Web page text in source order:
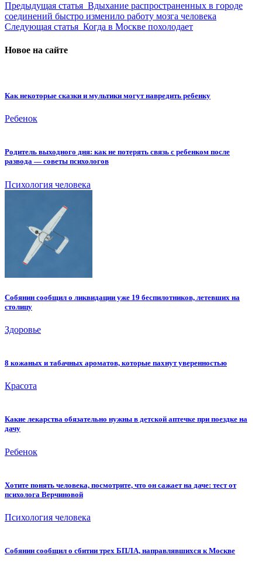
Предыдущая статья Вдыхание распространенных в городе
соединений быстро изменило работу мозга человека
Следующая статья Когда в Москве похолодает
Новое на сайте
Как некоторые сказки и мультики могут навредить ребенку
Ребенок
Родитель выходного дня: как не потерять связь с ребенком после
развода — советы психологов
Психология человека
Собянин сообщил о ликвидации уже 19 беспилотников, летевших на
столицу
Здоровье
8 кожаных и табачных ароматов, которые пахнут уверенностью
Красота
Какие лекарства обязательно нужны в детской аптечке при поездке на
дачу
Ребенок
Хотите понять человека, посмотрите, что он сажает на даче: тест от
психолога Верчиновой
Психология человека
Собянин сообщил о сбитии трех БПЛА, направлявшихся к Москве